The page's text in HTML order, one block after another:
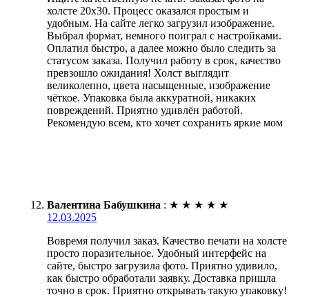
холсте 20х30. Процесс оказался простым и
удобным. На сайте легко загрузил изображение.
Выбрал формат, немного поиграл с настройками.
Оплатил быстро, а далее можно было следить за
статусом заказа. Получил работу в срок, качество
превзошло ожидания! Холст выглядит
великолепно, цвета насыщенные, изображение
чёткое. Упаковка была аккуратной, никаких
повреждений. Приятно удивлён работой.
Рекомендую всем, кто хочет сохранить яркие мом
Валентина Бабушкина : ★ ★ ★ ★ ★
12.03.2025
Вовремя получил заказ. Качество печати на холсте
просто поразительное. Удобный интерфейс на
сайте, быстро загрузила фото. Приятно удивило,
как быстро обработали заявку. Доставка пришла
точно в срок. Приятно открывать такую упаковку!